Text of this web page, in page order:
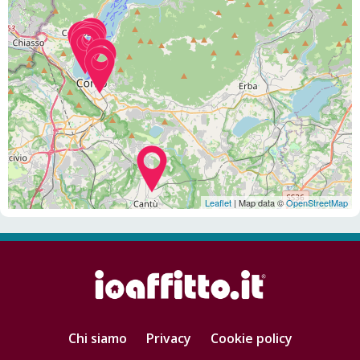
Leaflet | Map data ©OpenStreetMap
Chi siamo Privacy
Cookie policy